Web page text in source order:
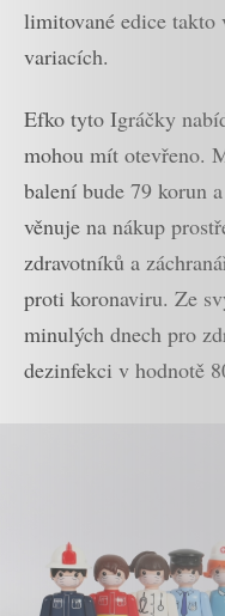
limitované edice
variacích.
Efko tyto Igráčky
mohou mít otevřeno.
balení bude 79 korun
věnuje na nákup
zdravotníků a
proti koronaviru. Ze
minulých dnech pro
dezinfekci v hodnotě